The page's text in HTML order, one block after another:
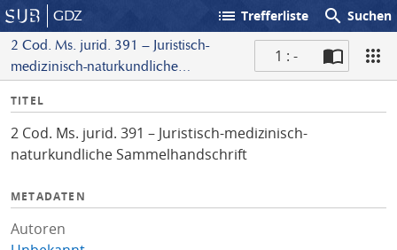
GDZ list Trefferliste search Suchen
2 Cod. Ms. jurid. 391 – Juristisch-
medizinisch-naturkundliche
1 : -
I
f
o
TITEL
2 Cod. Ms. jurid. 391 – Juristisch-medizinisch-
naturkundliche Sammelhandschrift
METADATEN
Autoren